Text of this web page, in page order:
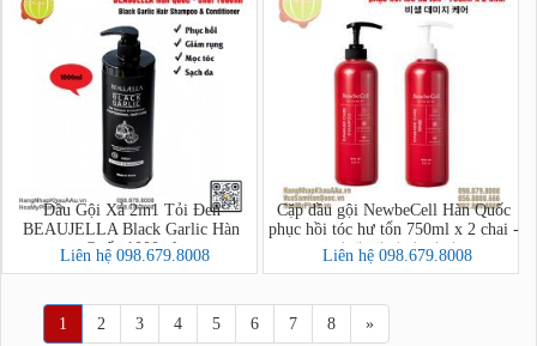
Dầu Gội Xả 2in1 Tỏi Đen
BEAUJELLA Black Garlic Hàn
Quốc 1000ml
Liên hệ 098.679.8008
Cặp dầu gội NewbeCell Hàn Quốc
phục hồi tóc hư tổn 750ml x 2 chai -
비셀 데미지 케어
Liên hệ 098.679.8008
1 2 3 4 5 6 7 8 »